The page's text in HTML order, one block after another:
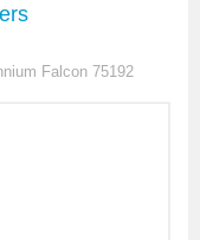
Falcon 75192